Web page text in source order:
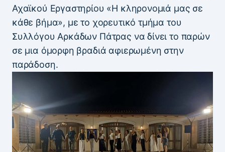
Αχαϊκού Εργαστηρίου «Η κληρονομιά μας σε
κάθε βήμα», με το χορευτικό τμήμα του
Συλλόγου Αρκάδων Πάτρας να δίνει το παρών
σε μια όμορφη βραδιά αφιερωμένη στην
παράδοση.